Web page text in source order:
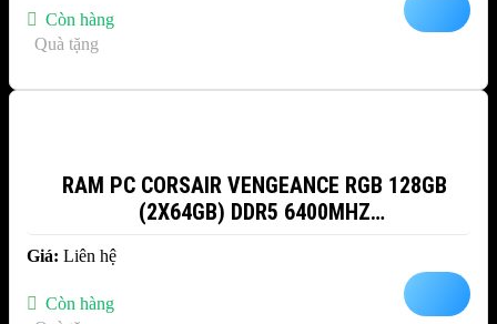
Còn hàng
Quà tặng
RAM PC CORSAIR VENGEANCE RGB 128GB
(2X64GB) DDR5 6400MHZ
(CMH128GX5M2B6400C42)
Giá: Liên hệ
Còn hàng